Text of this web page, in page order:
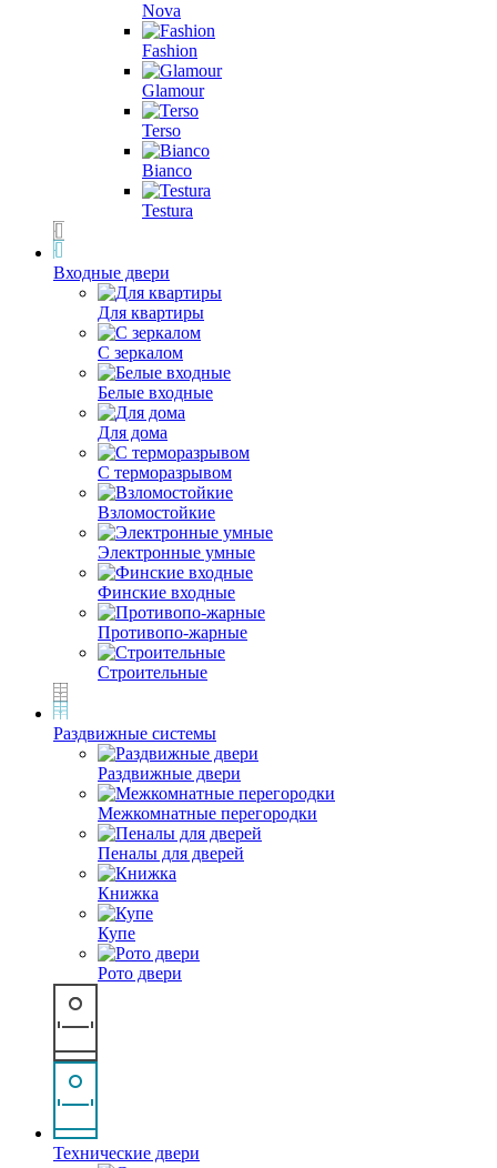
Nova
Fashion
Glamour
Terso
Bianco
Testura
Входные двери
Для квартиры
С зеркалом
Белые входные
Для дома
С терморазрывом
Взломостойкие
Электронные умные
Финские входные
Противопо-жарные
Строительные
Раздвижные системы
Раздвижные двери
Межкомнатные перегородки
Пеналы для дверей
Книжка
Купе
Рото двери
Технические двери